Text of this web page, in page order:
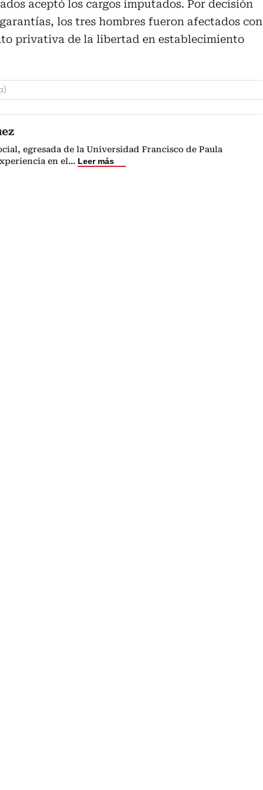
aceptó los cargos imputados. Por decisión
los tres hombres fueron afectados con
privativa de la libertad en establecimiento
egresada de la Universidad Francisco de Paula
en el... Leer más